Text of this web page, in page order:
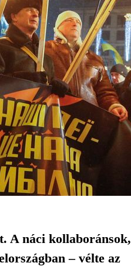
A náci kollaboránsok,
– vélte az